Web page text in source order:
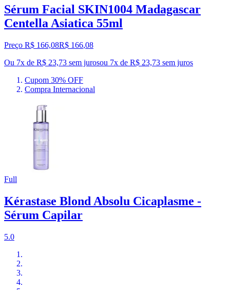
Sérum Facial SKIN1004 Madagascar
Centella Asiatica 55ml
Preço R$ 166,08R$ 166,08
Ou 7x de R$ 23,73 sem jurosou 7x de R$ 23,73 sem juros
Cupom 30% OFF
Compra Internacional
Full
Kérastase Blond Absolu Cicaplasme -
Sérum Capilar
5.0